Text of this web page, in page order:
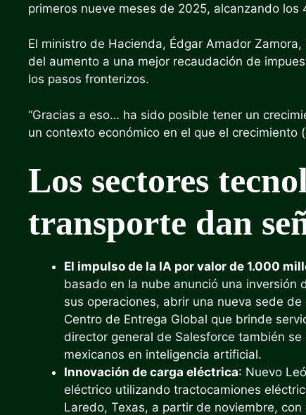
primeros nueve meses de 2025, alcanzando
El ministro de Hacienda, Édgar Amador
del aumento a una mejor recaudación de
los pasos fronterizos.
“Gracias a eso… ha sido posible tener un
un contexto económico en el que el crecimiento
Los sectores
transporte dan
El impulso de la IA por valor de 1.000
basado en la nube anunció una inversión
sus operaciones, abrir una nueva sede
Centro de Entrega Global que brinde
director general de Salesforce también
mexicanos en inteligencia artificial.
Innovación de carga eléctrica: Nuevo
eléctrico utilizando tractocamiones
Laredo, Texas, a partir de noviembre,